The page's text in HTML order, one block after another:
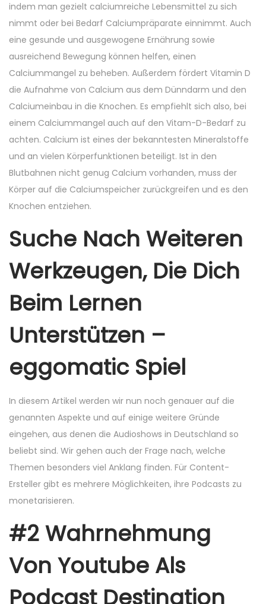
indem man gezielt calciumreiche Lebensmittel zu sich
nimmt oder bei Bedarf Calciumpräparate einnimmt. Auch
eine gesunde und ausgewogene Ernährung sowie
ausreichend Bewegung können helfen, einen
Calciummangel zu beheben. Außerdem fördert Vitamin D
die Aufnahme von Calcium aus dem Dünndarm und den
Calciumeinbau in die Knochen. Es empfiehlt sich also, bei
einem Calciummangel auch auf den Vitam-D-Bedarf zu
achten. Calcium ist eines der bekanntesten Mineralstoffe
und an vielen Körperfunktionen beteiligt. Ist in den
Blutbahnen nicht genug Calcium vorhanden, muss der
Körper auf die Calciumspeicher zurückgreifen und es den
Knochen entziehen.
Suche Nach Weiteren
Werkzeugen, Die Dich
Beim Lernen
Unterstützen –
eggomatic Spiel
In diesem Artikel werden wir nun noch genauer auf die
genannten Aspekte und auf einige weitere Gründe
eingehen, aus denen die Audioshows in Deutschland so
beliebt sind. Wir gehen auch der Frage nach, welche
Themen besonders viel Anklang finden. Für Content-
Ersteller gibt es mehrere Möglichkeiten, ihre Podcasts zu
monetarisieren.
#2 Wahrnehmung
Von Youtube Als
Podcast Destination